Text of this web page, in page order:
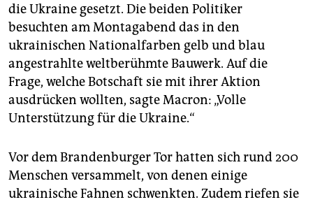
die Ukraine gesetzt. Die beiden Politiker
besuchten am Montagabend das in den
ukrainischen Nationalfarben gelb und blau
angestrahlte weltberühmte Bauwerk. Auf die
Frage, welche Botschaft sie mit ihrer Aktion
ausdrücken wollten, sagte Macron: „Volle
Unterstützung für die Ukraine.“
Vor dem Brandenburger Tor hatten sich rund 200
Menschen versammelt, von denen einige
ukrainische Fahnen schwenkten. Zudem riefen sie